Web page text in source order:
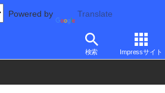
Powered by Translate
検索 Impressサイト
レット/スマートフォン ゲーミングパソ